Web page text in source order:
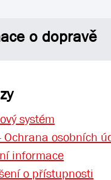
o dopravě
systém
Ochrana osobních
informace
o přístupnosti